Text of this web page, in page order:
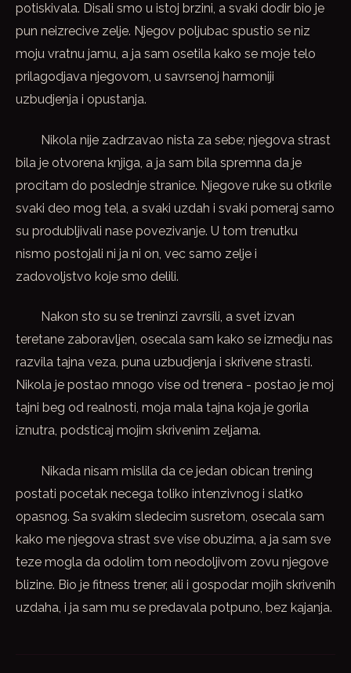
potiskivala. Disali smo u istoj brzini, a svaki dodir bio je
pun neizrecive zelje. Njegov poljubac spustio se niz
moju vratnu jamu, a ja sam osetila kako se moje telo
prilagodjava njegovom, u savrsenoj harmoniji
uzbudjenja i opustanja.
Nikola nije zadrzavao nista za sebe; njegova strast
bila je otvorena knjiga, a ja sam bila spremna da je
procitam do poslednje stranice. Njegove ruke su otkrile
svaki deo mog tela, a svaki uzdah i svaki pomeraj samo
su produbljivali nase povezivanje. U tom trenutku
nismo postojali ni ja ni on, vec samo zelje i
zadovoljstvo koje smo delili.
Nakon sto su se treninzi zavrsili, a svet izvan
teretane zaboravljen, osecala sam kako se izmedju nas
razvila tajna veza, puna uzbudjenja i skrivene strasti.
Nikola je postao mnogo vise od trenera - postao je moj
tajni beg od realnosti, moja mala tajna koja je gorila
iznutra, podsticaj mojim skrivenim zeljama.
Nikada nisam mislila da ce jedan obican trening
postati pocetak necega toliko intenzivnog i slatko
opasnog. Sa svakim sledecim susretom, osecala sam
kako me njegova strast sve vise obuzima, a ja sam sve
teze mogla da odolim tom neodoljivom zovu njegove
blizine. Bio je fitness trener, ali i gospodar mojih skrivenih
uzdaha, i ja sam mu se predavala potpuno, bez kajanja.